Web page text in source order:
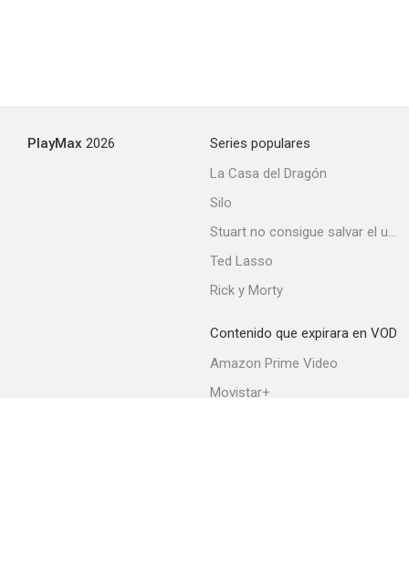
PlayMax 2026
Series populares
La Casa del Dragón
Silo
Stuart no consigue salvar el universo
Ted Lasso
Rick y Morty
Contenido que expirara en VOD
Amazon Prime Video
Movistar+